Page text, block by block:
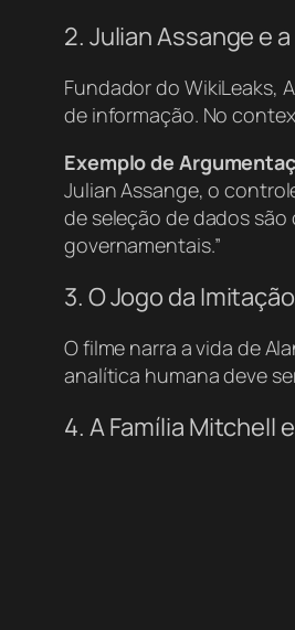
2. Julian Assange e
Fundador do WikiLeaks,
de informação. No
Exemplo de
Julian Assange, o
de seleção de dados
governamentais.”
3. O Jogo da Imitação
O filme narra a vida de
analítica humana deve
4. A Família Mitchell